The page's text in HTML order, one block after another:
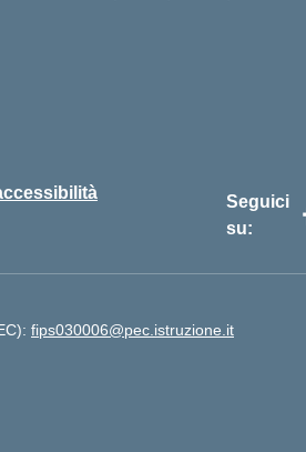
Seguici
su:
fips030006@pec.istruzione.it